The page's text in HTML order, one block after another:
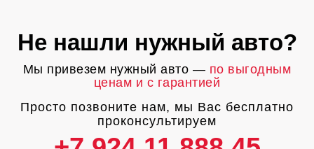
Не нашли нужный авто?
Мы привезем нужный авто — по выгодным
ценам и с гарантией
Просто позвоните нам, мы Вас бесплатно
проконсультируем